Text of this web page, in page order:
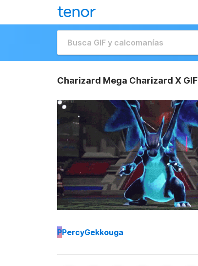
Charizard Mega Charizard X GIF
PPercyGekkouga